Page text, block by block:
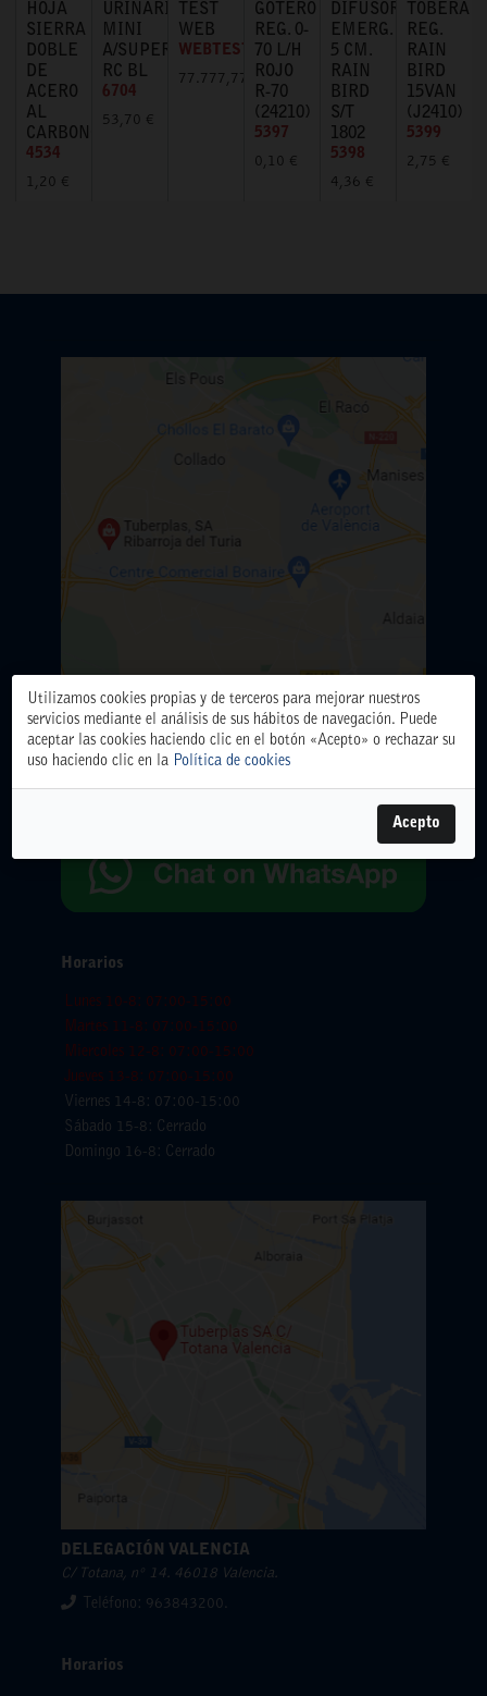
HOJA
SIERRA
DOBLE
DE
ACERO
AL
CARBONO
4534
1,20 €
URINARIO
MINI
A/SUPERIOR
RC BL
6704
53,70 €
TEST
WEB
WEBTEST
77.777,77 €
GOTERO
REG. 0-
70 L/H
ROJO
R-70
(24210)
5397
0,10 €
DIFUSOR
EMERG.
5 CM.
RAIN
BIRD
S/T
1802
5398
4,36 €
TOBERA
REG.
RAIN
BIRD
15VAN
(J2410)
5399
2,75 €
ALMACÉN CENTRAL
Polígono Industrial El Oliveral. Calle D. nº 6. 46394
Ribarroja del Turia (Valencia)
Horarios
Lunes 10-8: 07:00-15:00
Martes 11-8: 07:00-15:00
Miercoles 12-8: 07:00-15:00
Jueves 13-8: 07:00-15:00
Viernes 14-8: 07:00-15:00
Sábado 15-8: Cerrado
Domingo 16-8: Cerrado
DELEGACIÓN VALENCIA
C/ Totana, nº 14. 46018 Valencia.
Teléfono: 963843200.
Horarios
Utilizamos cookies propias y de terceros para mejorar nuestros
servicios mediante el análisis de sus hábitos de navegación. Puede
aceptar las cookies haciendo clic en el botón «Acepto» o rechazar su
uso haciendo clic en la Política de cookies
Acepto